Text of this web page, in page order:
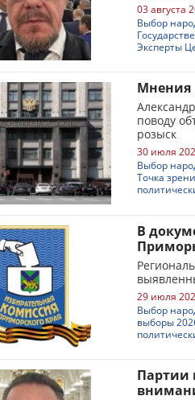
03 августа
Выбор
Эксперты
Мнения
поводу
розыск
30 июля
Выбор
Точка
В
29 июля
Выбор
выборы
Партии